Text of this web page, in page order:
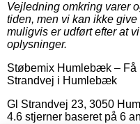
Vejledning omkring varer
tiden, men vi kan ikke
muligvis er udført efter at
oplysninger.
Støbemix Humlebæk – Få
Strandvej i Humlebæk
Gl Strandvej 23, 3050
4.6 stjerner baseret på 6